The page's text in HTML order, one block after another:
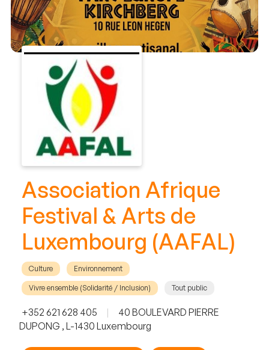
Association Afrique
Festival & Arts de
Luxembourg (AAFAL)
Culture Environnement
Vivre ensemble (Solidarité / Inclusion) Tout public
+352 621 628 405 |
40 BOULEVARD PIERRE
DUPONG , L-1430 Luxembourg